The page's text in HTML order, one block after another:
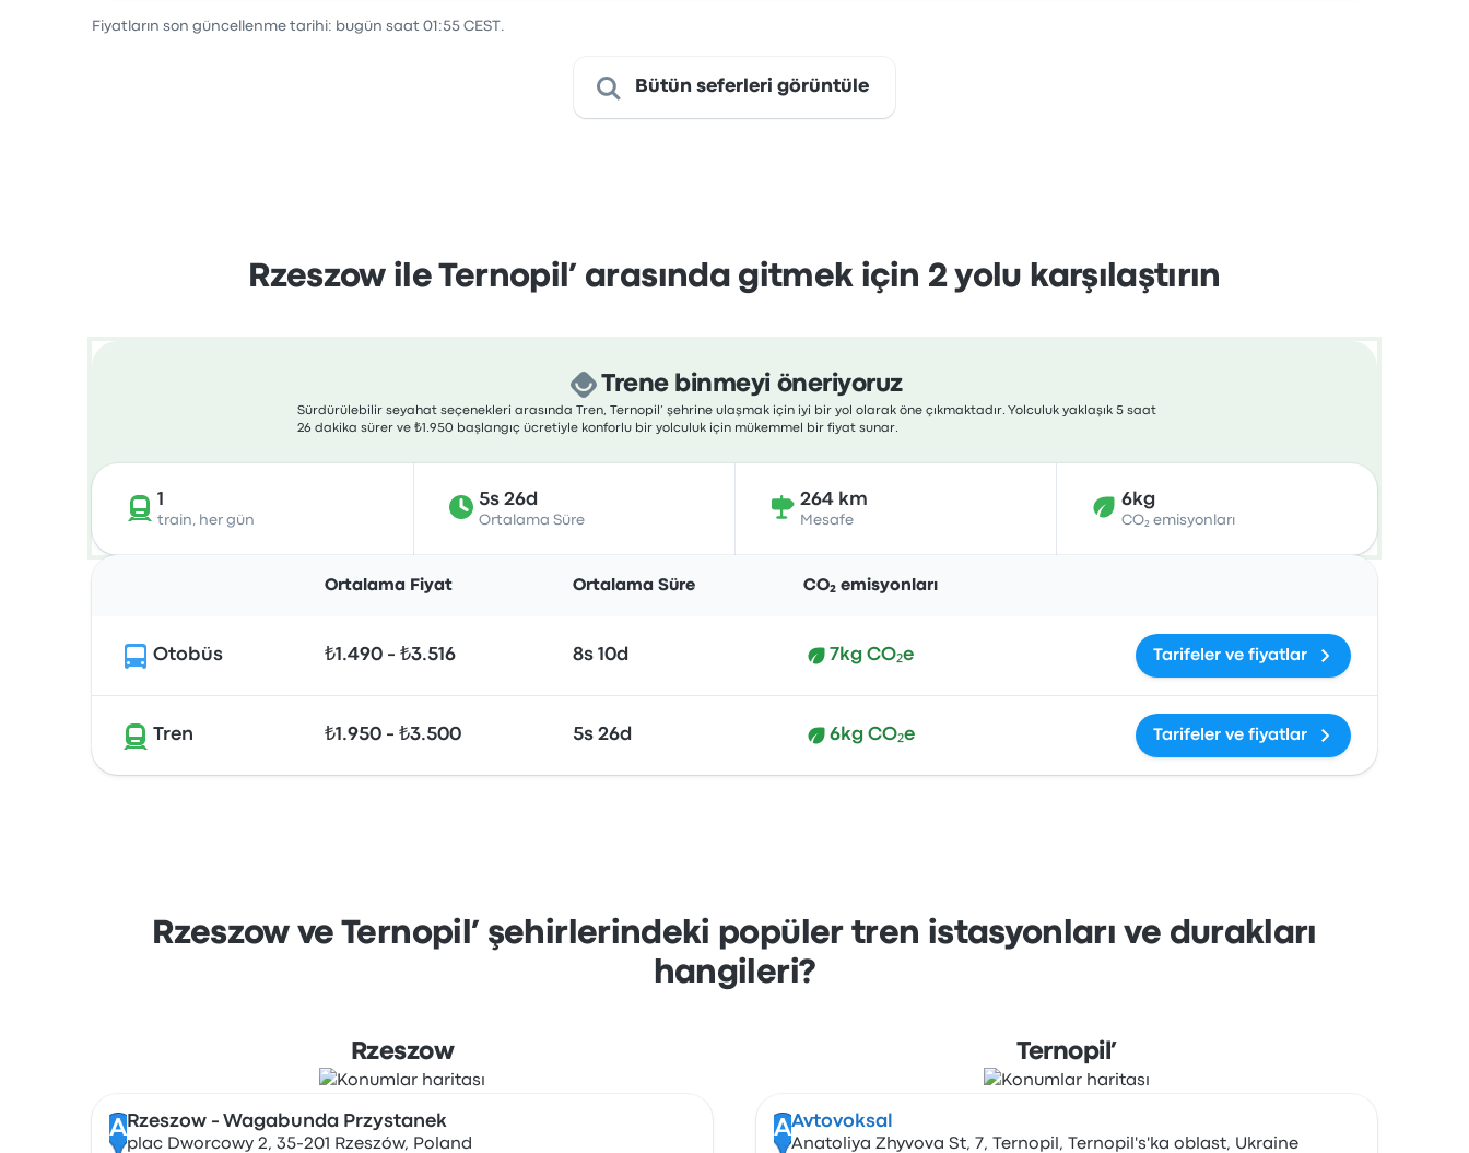
Fiyatların son güncellenme tarihi: bugün saat 01:55 CEST.
Bütün seferleri görüntüle
Rzeszow ile Ternopil’ arasında gitmek için 2 yolu karşılaştırın
Trene binmeyi öneriyoruz
Sürdürülebilir seyahat seçenekleri arasında Tren, Ternopil’ şehrine ulaşmak için iyi bir yol olarak öne çıkmaktadır. Yolculuk yaklaşık 5 saat
26 dakika sürer ve ₺1.950 başlangıç ücretiyle konforlu bir yolculuk için mükemmel bir fiyat sunar.
1
train, her gün
5s 26d
Ortalama Süre
264 km
Mesafe
6kg
CO₂ emisyonları
Ortalama Fiyat Ortalama Süre CO₂ emisyonları
Otobüs ₺1.490 - ₺3.516 8s 10d 7kg CO₂e Tarifeler ve fiyatlar
Tren ₺1.950 - ₺3.500 5s 26d 6kg CO₂e Tarifeler ve fiyatlar
Rzeszow ve Ternopil’ şehirlerindeki popüler tren istasyonları ve durakları
hangileri?
Rzeszow
A Rzeszow - Wagabunda Przystanek
plac Dworcowy 2, 35-201 Rzeszów, Poland
Ternopil’
AAvtovoksal
Anatoliya Zhyvova St, 7, Ternopil, Ternopil's'ka oblast, Ukraine